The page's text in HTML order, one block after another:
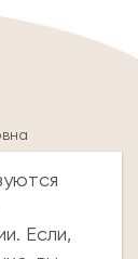
50
Если,